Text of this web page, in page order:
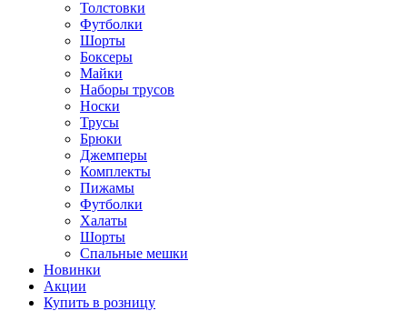
Толстовки
Футболки
Шорты
Боксеры
Майки
Наборы трусов
Носки
Трусы
Брюки
Джемперы
Комплекты
Пижамы
Футболки
Халаты
Шорты
Спальные мешки
Новинки
Акции
Купить в розницу